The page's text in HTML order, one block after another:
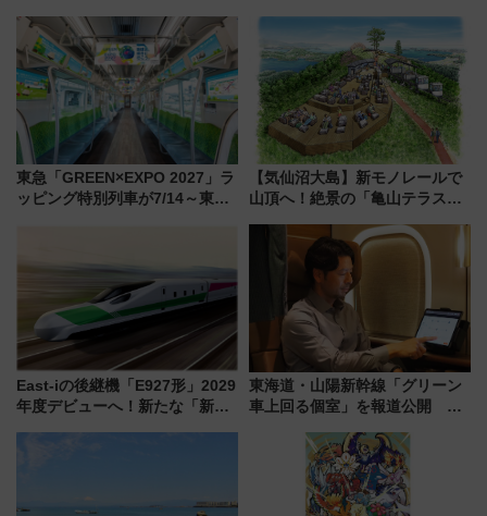
で都心から約1時間半で夏の絶景
を！
注目スポット
東急「GREEN×EXPO 2027」ラ
ッピング特別列車が7/14～東
【気仙沼大島】新モノレールで
山頂へ！絶景の「亀山テラス
暇村のお得な日帰りプランも登
East-iの後継機「E927形」2029
年度デビューへ！新たな「新幹
説【JR東日本】
東海道・山陽新幹線「グリーン
車上回る個室」を報道公開 プ